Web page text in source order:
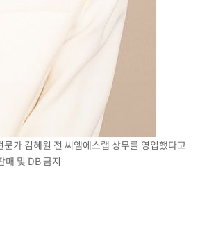
가 김혜원 전 씨엠에스랩 상무를 영입했다고
매 및 DB 금지